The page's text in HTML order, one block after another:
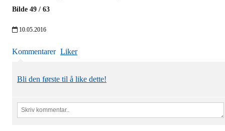
Bilde 49 / 63
10.05.2016
Kommentarer Liker
Bli den første til å like dette!